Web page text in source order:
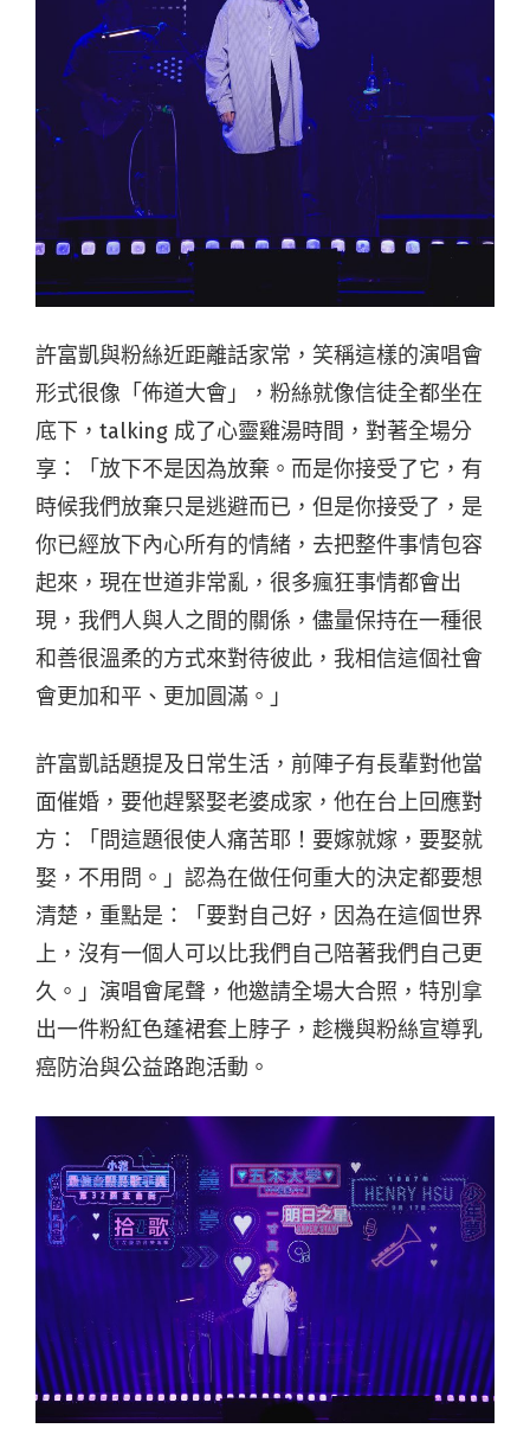
許富凱與粉絲近距離話家常，笑稱這樣的演唱會
形式很像「佈道大會」，粉絲就像信徒全都坐在
底下，talking 成了心靈雞湯時間，對著全場分
享：「放下不是因為放棄。而是你接受了它，有
時候我們放棄只是逃避而已，但是你接受了，是
你已經放下內心所有的情緒，去把整件事情包容
起來，現在世道非常亂，很多瘋狂事情都會出
現，我們人與人之間的關係，儘量保持在一種很
和善很溫柔的方式來對待彼此，我相信這個社會
會更加和平、更加圓滿。」
許富凱話題提及日常生活，前陣子有長輩對他當
面催婚，要他趕緊娶老婆成家，他在台上回應對
方：「問這題很使人痛苦耶！要嫁就嫁，要娶就
娶，不用問。」認為在做任何重大的決定都要想
清楚，重點是：「要對自己好，因為在這個世界
上，沒有一個人可以比我們自己陪著我們自己更
久。」演唱會尾聲，他邀請全場大合照，特別拿
出一件粉紅色蓬裙套上脖子，趁機與粉絲宣導乳
癌防治與公益路跑活動。